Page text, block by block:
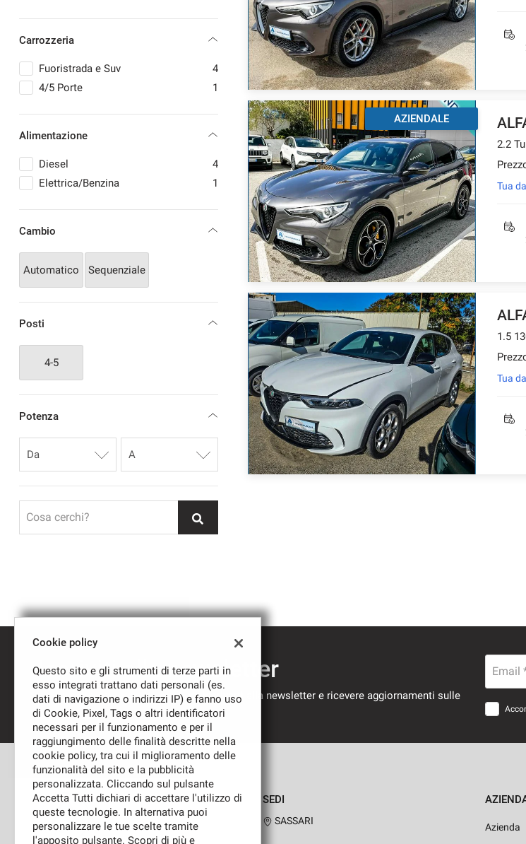
Carrozzeria
Fuoristrada e Suv
4
4/5 Porte
1
Alimentazione
Diesel
4
Elettrica/Benzina
1
Cambio
Automatico Sequenziale
Posti
4-5
Potenza
Cosa cerchi?
AZIENDALE
2.2
Tua da
1.5
Tua da
Iscriviti alla newsletter
Compila il modulo sottostante per iscriverti alla newsletter e ricevere aggiornamenti sulle
nostre novità.
Email
SEDI
SASSARI
Azienda
Cookie policy
Questo sito e gli strumenti di terze parti in
esso integrati trattano dati personali (es.
dati di navigazione o indirizzi IP) e fanno uso
di Cookie, Pixel, Tags o altri identificatori
necessari per il funzionamento e per il
raggiungimento delle finalità descritte nella
cookie policy, tra cui il miglioramento delle
funzionalità del sito e la pubblicità
personalizzata. Cliccando sul pulsante
Accetta Tutti dichiari di accettare l'utilizzo di
queste tecnologie. In alternativa puoi
personalizzare le tue scelte tramite
l'apposito pulsante. Scopri di più e
Cookie per il miglioramento dell'esperienza utente
Cookie analitici
Cookie di marketing